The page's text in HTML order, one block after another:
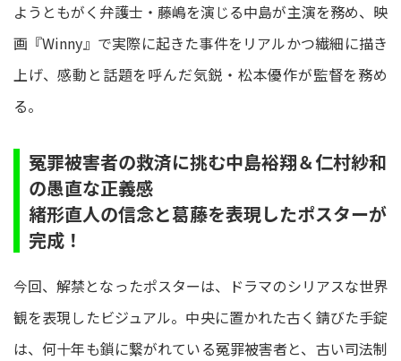
ようともがく弁護士・藤嶋を演じる中島が主演を務め、映
画『Winny』で実際に起きた事件をリアルかつ繊細に描き
上げ、感動と話題を呼んだ気鋭・松本優作が監督を務め
る。
冤罪被害者の救済に挑む中島裕翔＆仁村紗和
の愚直な正義感
緒形直人の信念と葛藤を表現したポスターが
完成！
今回、解禁となったポスターは、ドラマのシリアスな世界
観を表現したビジュアル。中央に置かれた古く錆びた手錠
は、何十年も鎖に繋がれている冤罪被害者と、古い司法制